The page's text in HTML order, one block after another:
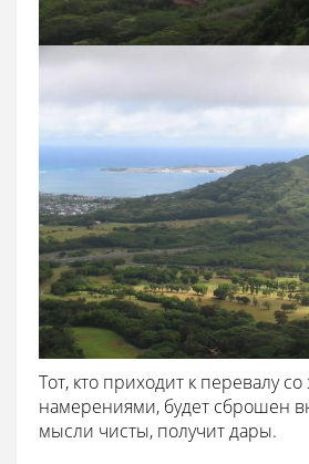
Тот, кто приходит к перевалу
намерениями, будет сброшен
мысли чисты, получит дары.